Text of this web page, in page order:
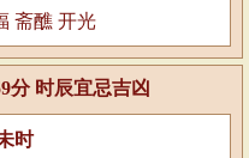
斋醮 开光
分 时辰宜忌吉凶
时